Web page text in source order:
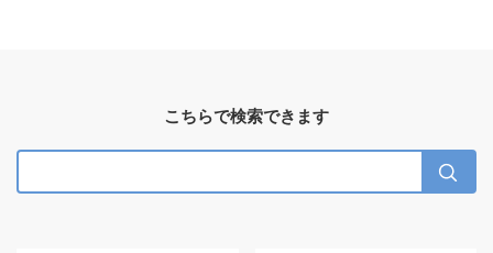
こちらで検索できます